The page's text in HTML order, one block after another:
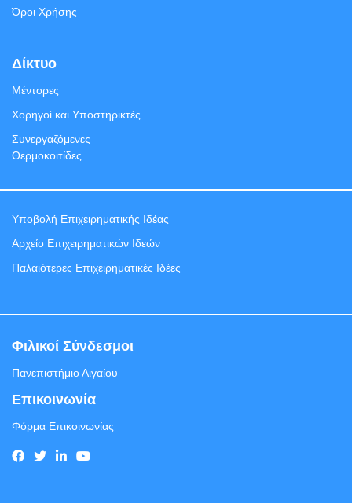
Όροι Χρήσης
Δίκτυο
Μέντορες
Χορηγοί και Υποστηρικτές
Συνεργαζόμενες
Θερμοκοιτίδες
Υποβολή Eπιχειρηματικής Ιδέας
Αρχείο Επιχειρηματικών Ιδεών
Παλαιότερες Επιχειρηματικές Ιδέες
Φιλικοί Σύνδεσμοι
Πανεπιστήμιο Αιγαίου
Επικοινωνία
Φόρμα Επικοινωνίας